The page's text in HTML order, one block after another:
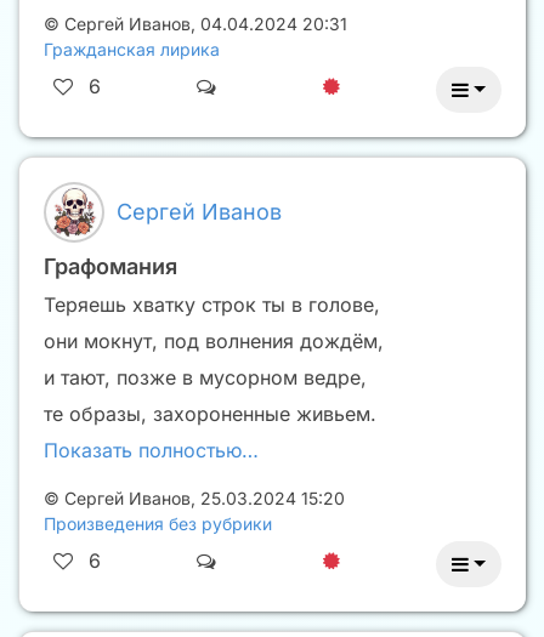
© Сергей Иванов, 04.04.2024 20:31
Гражданская лирика
6
Сергей Иванов
Графомания
Теряешь хватку строк ты в голове,
они мокнут, под волнения дождём,
и тают, позже в мусорном ведре,
те образы, захороненные живьем.
Показать полностью…
© Сергей Иванов, 25.03.2024 15:20
Произведения без рубрики
6